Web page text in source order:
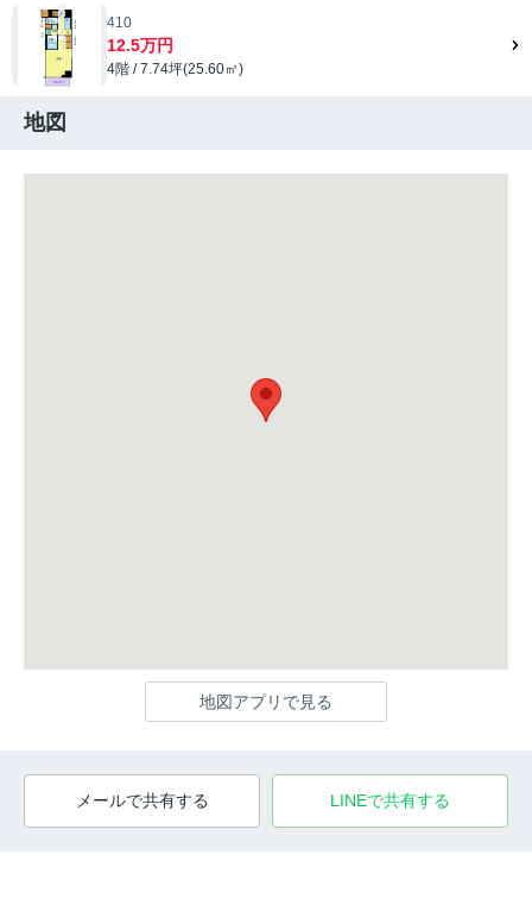
410
12.5万円
4階 / 7.74坪(25.60㎡)
地図
地図アプリで見る
メールで共有する LINEで共有する